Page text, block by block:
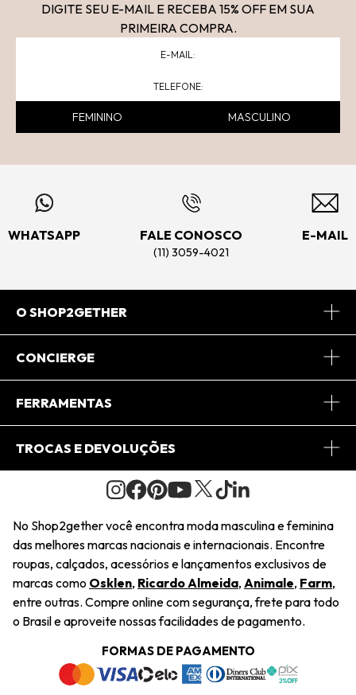
DIGITE SEU E-MAIL E RECEBA 15% OFF EM SUA
PRIMEIRA COMPRA.
FEMININO MASCULINO
WHATSAPP FALE CONOSCO
(11) 3059-4021
E-MAIL
O SHOP2GETHER
Sobre Nós
Journal
Saiu na Mídia
Sustentabilidade
Navegando
Termos e Condições
CONCIERGE
Central de Relacionamento
Regulamento e Promoções
FERRAMENTAS
Minha Conta
Pedido de Presente
Wishlist
TROCAS E DEVOLUÇÕES
Condições Gerais
Troca Fácil
Restituição de Pagamento
Dúvidas Frequentes
Termos e Condições
Política de Privacidade
No Shop2gether você encontra moda masculina e feminina
das melhores marcas nacionais e internacionais. Encontre
roupas, calçados, acessórios e lançamentos exclusivos de
marcas como Osklen, Ricardo Almeida, Animale, Farm,
entre outras. Compre online com segurança, frete para todo
o Brasil e aproveite nossas facilidades de pagamento.
FORMAS DE PAGAMENTO